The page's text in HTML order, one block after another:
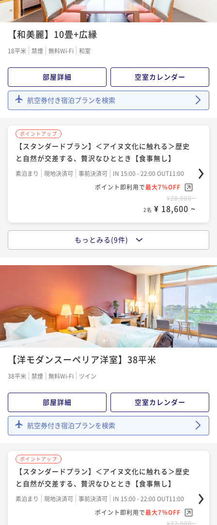
ポイントアップ
【50歳以上＆平日＆室数限定】通常価格より最大15％
OFFの平日最安値プラン【朝/夕食ブッフェ付】
ポイント即利用で最大7％OFF
¥20,240~
¥ 18,823 ~
ポイントアップ
【BabyTripプラン】赤ちゃん旅を全力サポートする4
大特典付【朝/夕食ブッフェ付】
¥22,000~
¥ 20,460 ~
【早期割55】通常ブッフェ＆白老牛炙り寿司！スタッ
IN 15:00 - 19:00 OUT11:00
最大7％OFF
2名 ¥ 20,460 ~
ポイントアップ
宿の日【スタンダード】国産いくら＆白老牛ステーキ
＆窯焼ピザ＆ジンギスカン食べ放題《ライブキッチン
毎日開催》
二食付き 現地決済可 事前決済可
ポイント即利用で最大7％OFF
¥22,000~
2名 ¥ 20,460 ~
【飲み放題スタンダード】全19種アルコール飲み放
題！当日注文より10％OFF【朝/夕食ブッフェ付】
二食付き 現地決済可 事前決済可
IN 15:00 - 19:00 OUT11:00
ポイント即利用で最大7％OFF
¥26,500~
1234
【和美麗】10畳+広縁
18平米 禁煙 無料Wi-Fi 和室
部屋詳細 空室カレンダー
航空券付き宿泊プランを検索
ポイントアップ
【スタンダードプラン】＜アイヌ文化に触れる＞歴史
と自然が交差する、贅沢なひととき【食事無し】
素泊まり 現地決済可 事前決済可
IN 15:00 - 22:00 OUT11:00
ポイント即利用で最大7％OFF
¥20,000~
2名 ¥ 18,600 ~
【スタンダードプラン】＜アイヌ文化×露天風呂＞歴
史と自然が交差する贅沢なひととき【朝食ブッフェ】
IN 15:00 - 22:00 OUT11:00
ポイント即利用で
最大7％OFF
¥22,000~
2名 ¥ 20,460 ~
ポイントアップ
【50歳以上＆平日＆室数限定】通常価格より最大15％
OFFの平日最安値プラン【朝/夕食ブッフェ付】
ポイント即利用で最大7％OFF
¥22,080~
¥ 20,534 ~
ポイントアップ
【早期割55】通常ブッフェ＆白老牛炙り寿司！スタッ
フが目の前で炙ります！《早期予約限定》
¥24,000~
もっとみる(9件)
1 2 3 4
【洋モダンスーペリア洋室】38平米
38平米 禁煙 無料Wi-Fi ツイン
部屋詳細 空室カレンダー
航空券付き宿泊プランを検索
ポイントアップ
【スタンダードプラン】＜アイヌ文化に触れる＞歴史
と自然が交差する、贅沢なひととき【食事無し】
素泊まり 現地決済可 事前決済可
IN 15:00 - 22:00 OUT11:00
ポイント即利用で最大7％OFF
¥22,000~